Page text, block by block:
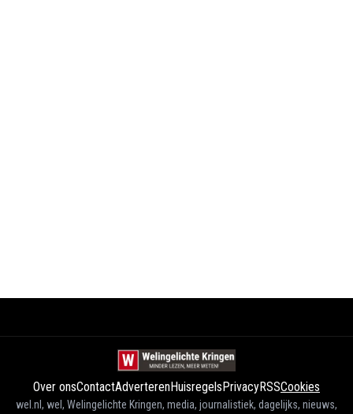
Over onsContactAdverterenHuisregelsPrivacyRSSCookies
wel.nl, wel, Welingelichte Kringen, media, journalistiek, dagelijks, nieuws,